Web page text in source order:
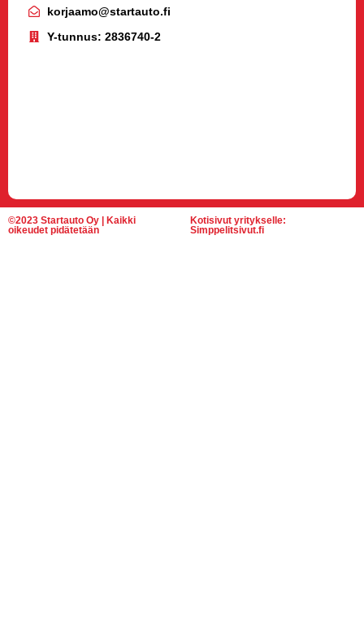
korjaamo@startauto.fi
Y-tunnus: 2836740-2
©2023 Startauto Oy | Kaikki
oikeudet pidätetään
Kotisivut yritykselle:
Simppelitsivut.fi